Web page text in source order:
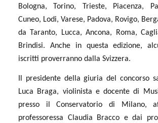
Bologna, Torino, Trieste, Piacenza,
Cuneo, Lodi, Varese, Padova, Rovigo,
da Taranto, Lucca, Ancona, Roma,
Brindisi. Anche in questa edizione,
iscritti proverranno dalla Svizzera.
Il presidente della giuria del concorso
Luca Braga, violinista e docente di
presso il Conservatorio di Milano,
professoressa Claudia Bracco e dai